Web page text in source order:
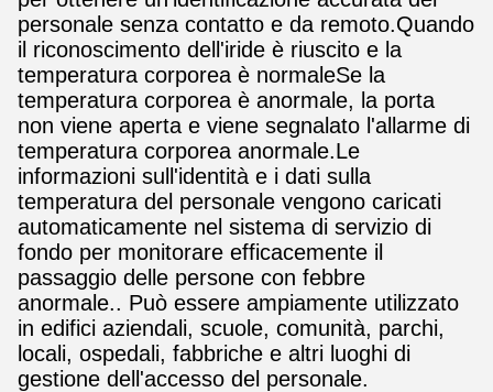
personale senza contatto e da remoto.Quando
il riconoscimento dell'iride è riuscito e la
temperatura corporea è normaleSe la
temperatura corporea è anormale, la porta
non viene aperta e viene segnalato l'allarme di
temperatura corporea anormale.Le
informazioni sull'identità e i dati sulla
temperatura del personale vengono caricati
automaticamente nel sistema di servizio di
fondo per monitorare efficacemente il
passaggio delle persone con febbre
anormale.. Può essere ampiamente utilizzato
in edifici aziendali, scuole, comunità, parchi,
locali, ospedali, fabbriche e altri luoghi di
gestione dell'accesso del personale.